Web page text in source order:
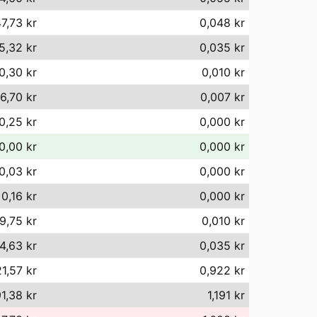
kr
0,048 kr
kr
0,035 kr
kr
0,010 kr
6,70 kr
0,007 kr
0,25 kr
0,000 kr
0,00 kr
0,000 kr
0,03 kr
0,000 kr
0,16 kr
0,000 kr
9,75 kr
0,010 kr
kr
0,035 kr
kr
0,922 kr
kr
1,191 kr